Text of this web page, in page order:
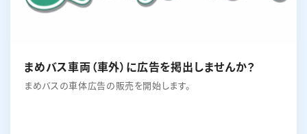
まめバス車両（車外）に広告を掲出しませんか？
まめバスの車体広告の販売を開始します。